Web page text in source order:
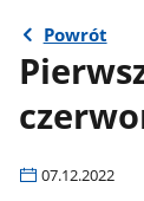
Powrót
07.12.2022